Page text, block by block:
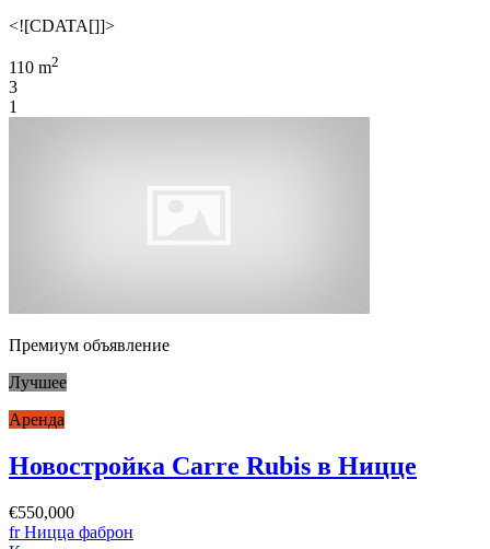
<![CDATA[]]>
110 m2
3
1
Премиум объявление
Лучшее
Аренда
Новостройка Carre Rubis в Ницце
€550,000
fr Ницца фаброн